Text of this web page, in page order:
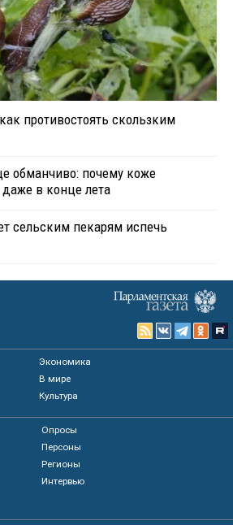
противостоять скользким
обманчиво: почему коже
в конце лета
сельским пекарям испечь
Экономика
В мире
Культура
Опросы
Персоны
Регионы
Интервью